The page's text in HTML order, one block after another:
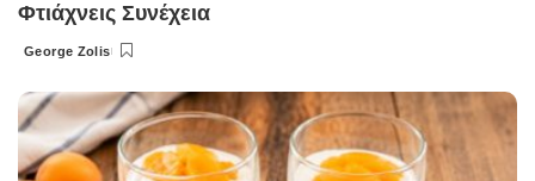
Φτιάχνεις Συνέχεια
Posted
George Zolis